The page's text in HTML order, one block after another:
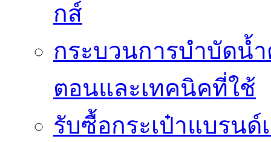
กส์
กระบวนการบำบัดน้
ตอนและเทคนิคที่ใช้
รับซื้อกระเป๋าแบรนด์